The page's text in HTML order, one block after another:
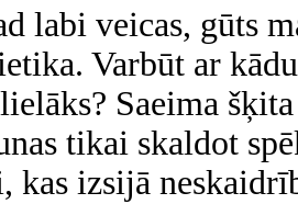
labi veicas, gūts
Varbūt ar
Saeima
tikai skaldot
kas izsijā